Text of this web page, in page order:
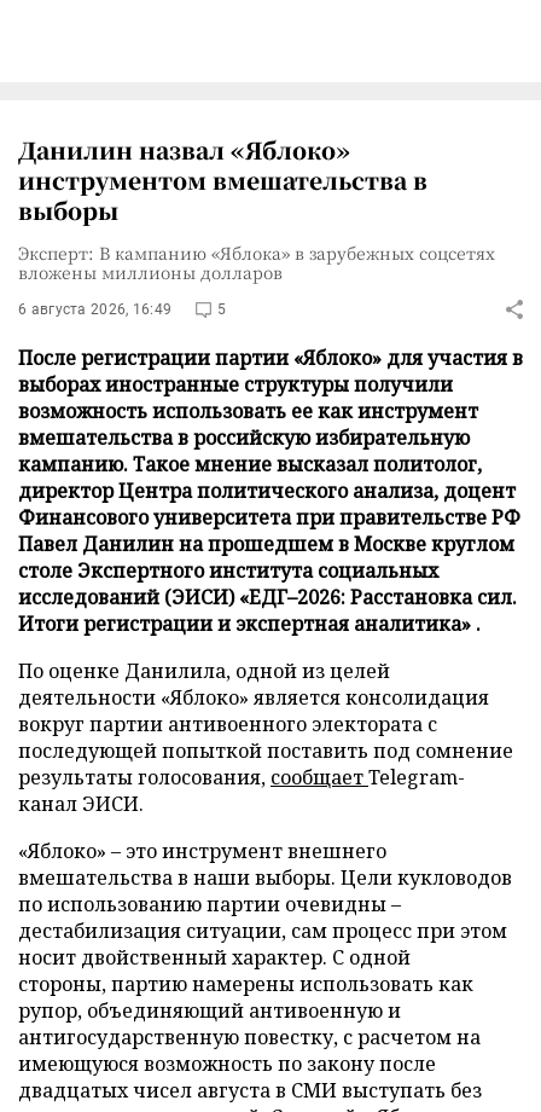
Данилин назвал «Яблоко»
инструментом вмешательства в
выборы
Эксперт: В кампанию «Яблока» в зарубежных соцсетях
вложены миллионы долларов
6 августа 2026, 16:49 5
После регистрации партии «Яблоко» для участия в
выборах иностранные структуры получили
возможность использовать ее как инструмент
вмешательства в российскую избирательную
кампанию. Такое мнение высказал политолог,
директор Центра политического анализа, доцент
Финансового университета при правительстве РФ
Павел Данилин на прошедшем в Москве круглом
столе Экспертного института социальных
исследований (ЭИСИ) «ЕДГ–2026: Расстановка сил.
Итоги регистрации и экспертная аналитика» .
По оценке Данилила, одной из целей
деятельности «Яблоко» является консолидация
вокруг партии антивоенного электората с
последующей попыткой поставить под сомнение
результаты голосования, сообщаетTelegram-
канал ЭИСИ.
«Яблоко» – это инструмент внешнего
вмешательства в наши выборы. Цели кукловодов
по использованию партии очевидны –
дестабилизация ситуации, сам процесс при этом
носит двойственный характер. С одной
стороны, партию намерены использовать как
рупор, объединяющий антивоенную и
антигосударственную повестку, с расчетом на
имеющуюся возможность по закону после
двадцатых чисел августа в СМИ выступать без